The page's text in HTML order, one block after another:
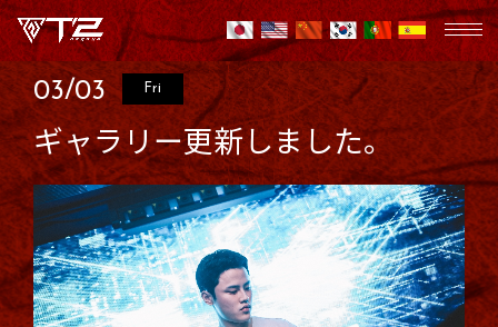
03/03 Fri
ギャラリー更新しました。